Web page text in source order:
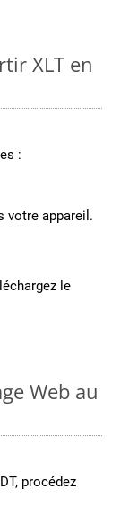
XLT en
:
votre appareil.
le
Web au
procédez